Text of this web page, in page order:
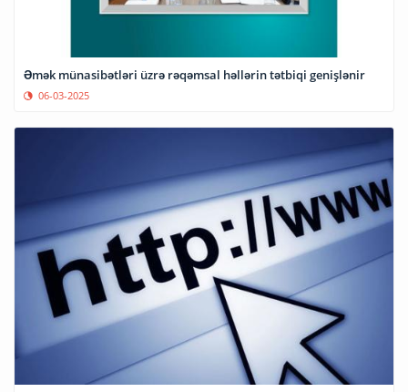
Əmək münasibətləri üzrə rəqəmsal həllərin tətbiqi genişlənir
06-03-2025